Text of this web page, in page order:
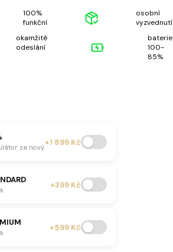
100%
funkční
osobní
vyzvednutí
okamžité
odeslání
baterie
100-
85%
za nový.+1 899 Kč
+399 Kč
+599 Kč